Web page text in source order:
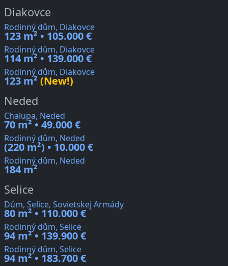
Diakovce
Rodinný dům, Diakovce
123 m² • 105.000 €
Rodinný dům, Diakovce
114 m² • 139.000 €
Rodinný dům, Diakovce
123 m² (New!)
Neded
Chalupa, Neded
70 m² • 49.000 €
Rodinný dům, Neded
(220 m²) • 10.000 €
Rodinný dům, Neded
184 m²
Selice
Dům, Selice, Sovietskej Armády
80 m² • 110.000 €
Rodinný dům, Selice
94 m² • 139.900 €
Rodinný dům, Selice
94 m² • 183.700 €